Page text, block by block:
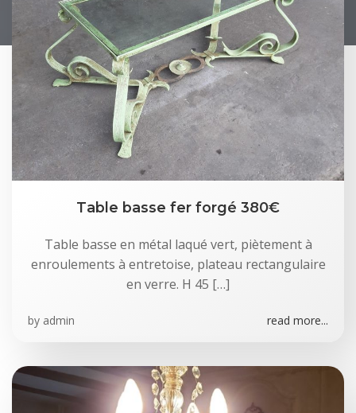
Table basse fer forgé 380€
Table basse en métal laqué vert, piètement à
enroulements à entretoise, plateau rectangulaire
en verre. H 45 […]
by admin read more...